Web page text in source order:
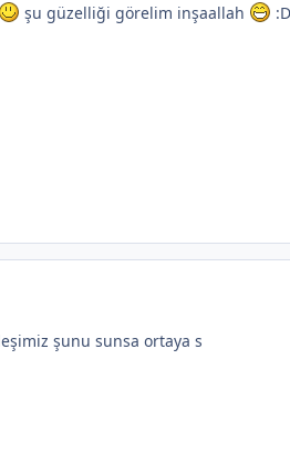
şu güzelliği görelim inşaallah :D
şunu sunsa ortaya s